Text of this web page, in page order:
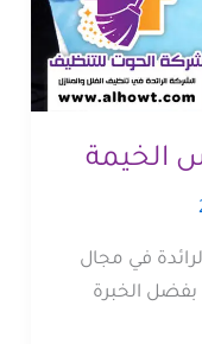
الخيمة
في مجال
الخبرة